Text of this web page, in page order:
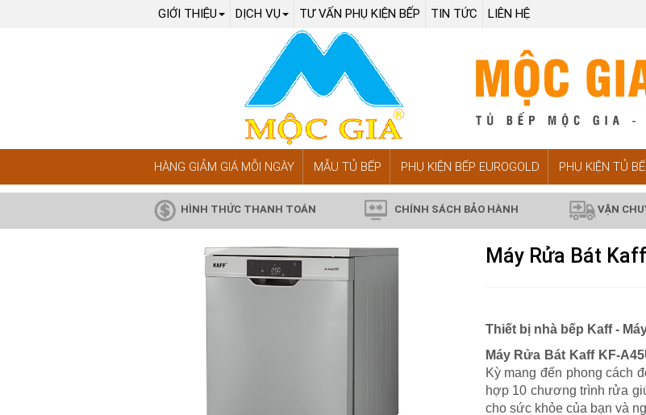
GIỚI THIỆU DỊCH VỤ TƯ VẤN PHỤ KIỆN BẾP TIN TỨC LIÊN HỆ
HÀNG GIẢM GIÁ MỖI NGÀY MẪU TỦ BẾP PHỤ KIỆN BẾP EUROGOLD PHỤ KIỆN TỦ
HÌNH THỨC THANH TOÁN CHÍNH SÁCH BẢO HÀNH VẬN
Máy Rửa Bát
Thiết bị nhà bếp Kaff -
Máy Rửa Bát Kaff KF-
Kỳ mang đến phong cách
hợp 10 chương trình rửa
cho sức khỏe của bạn và